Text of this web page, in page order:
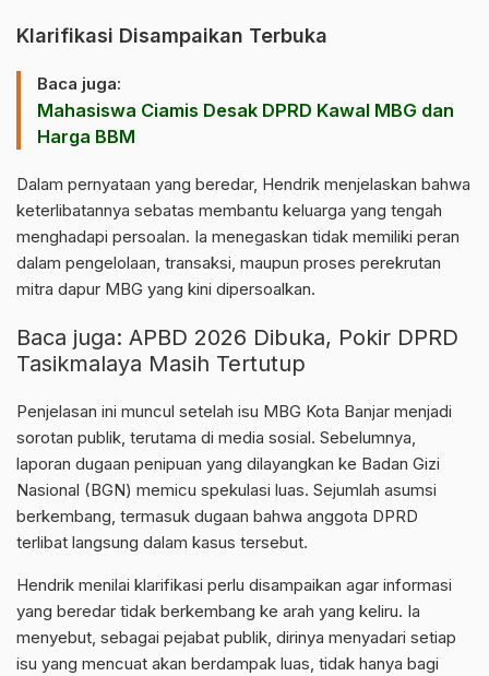
Klarifikasi Disampaikan Terbuka
Baca juga:
Mahasiswa Ciamis Desak DPRD Kawal MBG dan
Harga BBM
Dalam pernyataan yang beredar, Hendrik menjelaskan bahwa
keterlibatannya sebatas membantu keluarga yang tengah
menghadapi persoalan. Ia menegaskan tidak memiliki peran
dalam pengelolaan, transaksi, maupun proses perekrutan
mitra dapur MBG yang kini dipersoalkan.
Baca juga: APBD 2026 Dibuka, Pokir DPRD
Tasikmalaya Masih Tertutup
Penjelasan ini muncul setelah isu MBG Kota Banjar menjadi
sorotan publik, terutama di media sosial. Sebelumnya,
laporan dugaan penipuan yang dilayangkan ke Badan Gizi
Nasional (BGN) memicu spekulasi luas. Sejumlah asumsi
berkembang, termasuk dugaan bahwa anggota DPRD
terlibat langsung dalam kasus tersebut.
Hendrik menilai klarifikasi perlu disampaikan agar informasi
yang beredar tidak berkembang ke arah yang keliru. Ia
menyebut, sebagai pejabat publik, dirinya menyadari setiap
isu yang mencuat akan berdampak luas, tidak hanya bagi